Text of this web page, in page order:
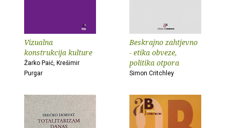
Vizualna
konstrukcija kulture
Žarko Paić, Krešimir
Purgar
Beskrajno zahtjevno
- etika obveze,
politika otpora
Simon Critchley